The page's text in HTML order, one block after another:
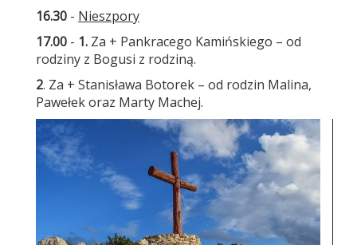
16.30 - Nieszpory
17.00 - 1. Za + Pankracego Kamińskiego – od
rodziny z Bogusi z rodziną.
2. Za + Stanisława Botorek – od rodzin Malina,
Pawełek oraz Marty Machej.